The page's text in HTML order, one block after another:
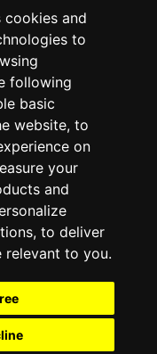
cookies and
to
following
basic
website, to
on
your
and
, to deliver
relevant to you.
Saklıdır